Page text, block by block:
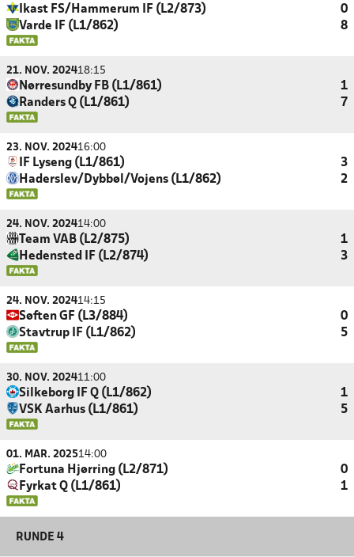
Ikast FS/Hammerum IF (L2/873)
0
Varde IF (L1/862)
8
21. NOV. 202418:15
Nørresundby FB (L1/861)
1
Randers Q (L1/861)
7
23. NOV. 202416:00
IF Lyseng (L1/861)
3
Haderslev/Dybbøl/Vojens (L1/862)
2
24. NOV. 202414:00
Team VAB (L2/875)
1
Hedensted IF (L2/874)
3
24. NOV. 202414:15
Søften GF (L3/884)
0
Stavtrup IF (L1/862)
5
30. NOV. 202411:00
Silkeborg IF Q (L1/862)
1
VSK Aarhus (L1/861)
5
01. MAR. 202514:00
Fortuna Hjørring (L2/871)
0
Fyrkat Q (L1/861)
1
RUNDE 4